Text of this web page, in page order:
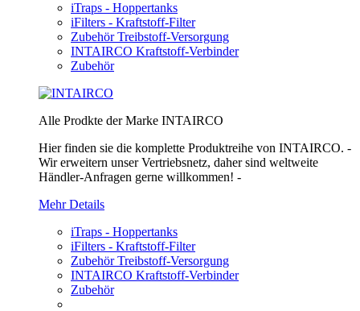
iTraps - Hoppertanks
iFilters - Kraftstoff-Filter
Zubehör Treibstoff-Versorgung
INTAIRCO Kraftstoff-Verbinder
Zubehör
Alle Prodkte der Marke INTAIRCO
Hier finden sie die komplette Produktreihe von INTAIRCO. -
Wir erweitern unser Vertriebsnetz, daher sind weltweite
Händler-Anfragen gerne willkommen! -
Mehr Details
iTraps - Hoppertanks
iFilters - Kraftstoff-Filter
Zubehör Treibstoff-Versorgung
INTAIRCO Kraftstoff-Verbinder
Zubehör